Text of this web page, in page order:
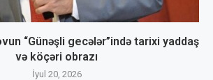
“Günəşli gecələr”ində tarixi yaddaş
və köçəri obrazı
İyul 20, 2026